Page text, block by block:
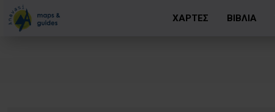
ΧΑΡΤΕΣ ΒΙΒΛΙΑ